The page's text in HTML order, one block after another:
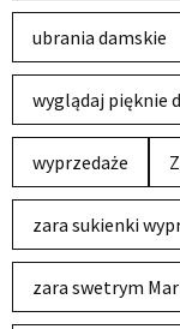
ubrania damskie
wyglądaj pięknie
wyprzedaże
zara sukienki
zara swetrym